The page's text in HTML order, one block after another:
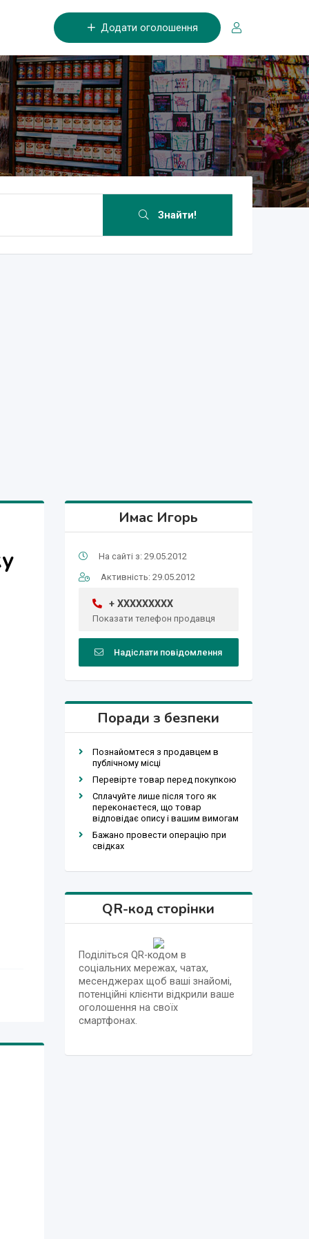
Додати оголошення
Знайти!
Имас Игорь
На сайті з: 29.05.2012
Активність: 29.05.2012
+ XXXXXXXXX
Показати телефон продавця
Надіслати повідомлення
Поради з безпеки
Познайомтеся з продавцем в
публічному місці
Перевірте товар перед покупкою
Сплачуйте лише після того як
переконаєтеся, що товар
відповідає опису і вашим вимогам
Бажано провести операцію при
свідках
QR-код сторінки
Поділіться QR-кодом в
соціальних мережах, чатах,
месенджерах щоб ваші знайомі,
потенційні клієнти відкрили ваше
оголошення на своїх
смартфонах.